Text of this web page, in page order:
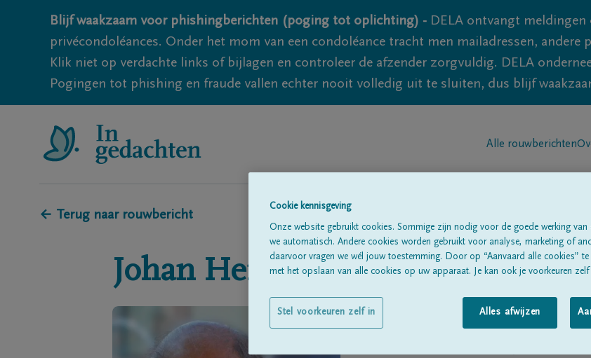
Blijf waakzaam voor phishingberichten (poging tot oplichting) - DELA ontvangt meldingen
privécondoléances. Onder het mom van een condoléance tracht men mailadressen, andere
Klik niet op verdachte links of bijlagen en controleer de afzender zorgvuldig. DELA
Pogingen tot phishing en fraude vallen echter nooit volledig uit te sluiten, dus blijf
Alle rouwberichten
← Terug naar rouwbericht
Johan Hennin
Geboren te 18/09/1955
Cookie kennisgeving
Onze website gebruikt cookies. Sommige zijn nodig voor de goede werking van
we automatisch. Andere cookies worden gebruikt voor analyse, marketing of
daarvoor vragen we wél jouw toestemming. Door op “Aanvaard alle cookies”
met het opslaan van alle cookies op uw apparaat. Je kan ook je voorkeuren zelf
Alles afwijzen
Stel voorkeuren zelf in